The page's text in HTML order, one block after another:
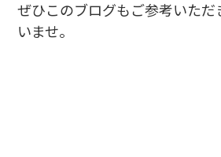
ぜひこのブログもご参考いただ
いませ。